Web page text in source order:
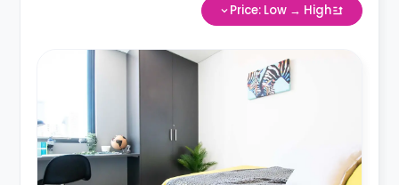
Price: Low → High